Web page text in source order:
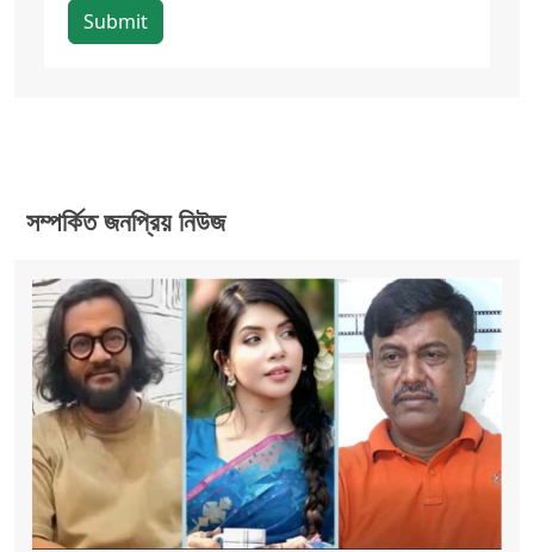
Submit
সম্পর্কিত জনপ্রিয় নিউজ